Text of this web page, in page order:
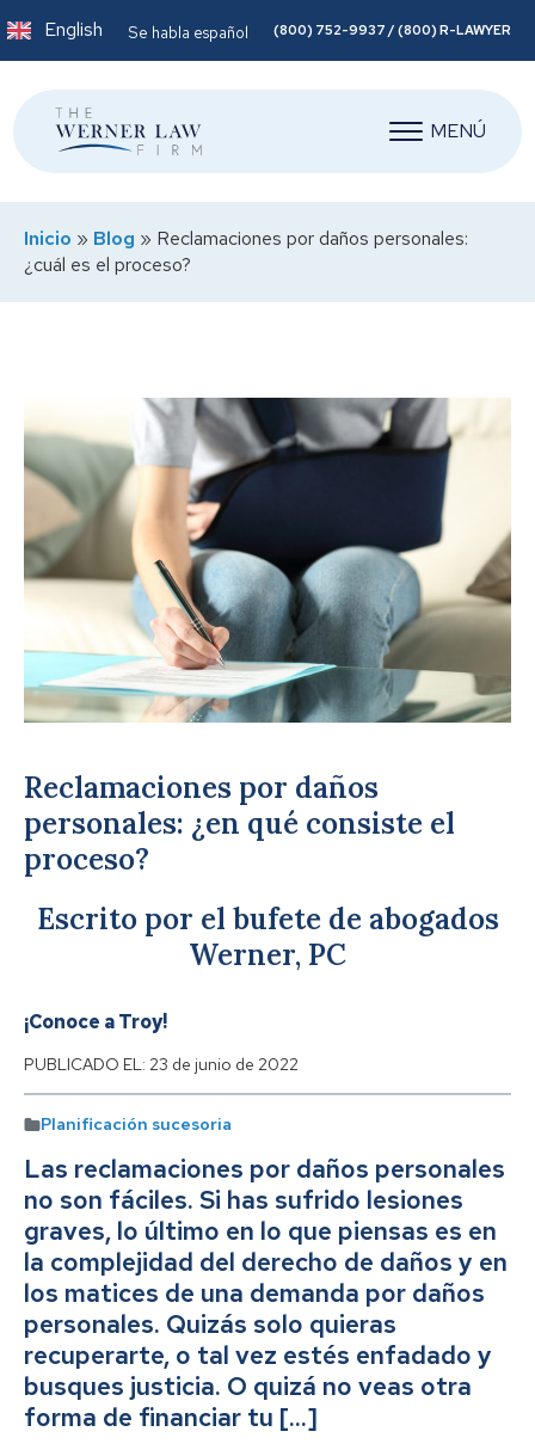
English Se habla español (800) 752-9937 / (800) R-LAWYER
MENÚ
Inicio » Blog » Reclamaciones por daños personales:
¿cuál es el proceso?
Reclamaciones por daños
personales: ¿en qué consiste el
proceso?
Escrito por el bufete de abogados
Werner, PC
¡Conoce a Troy!
PUBLICADO EL: 23 de junio de 2022
Planificación sucesoria
Las reclamaciones por daños personales
no son fáciles. Si has sufrido lesiones
graves, lo último en lo que piensas es en
la complejidad del derecho de daños y en
los matices de una demanda por daños
personales. Quizás solo quieras
recuperarte, o tal vez estés enfadado y
busques justicia. O quizá no veas otra
forma de financiar tu […]